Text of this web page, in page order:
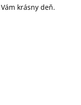
krásny deň.